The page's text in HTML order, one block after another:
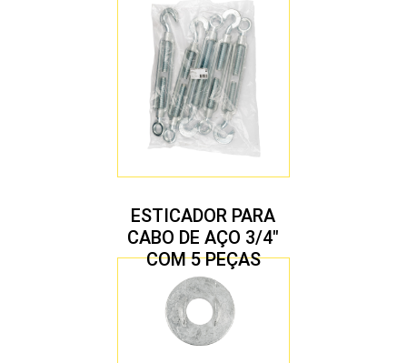
ESTICADOR PARA
CABO DE AÇO 3/4″
COM 5 PEÇAS